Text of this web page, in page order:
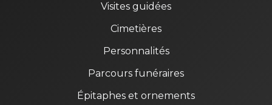
Visites guidées
Cimetières
Personnalités
Parcours funéraires
Épitaphes et ornements